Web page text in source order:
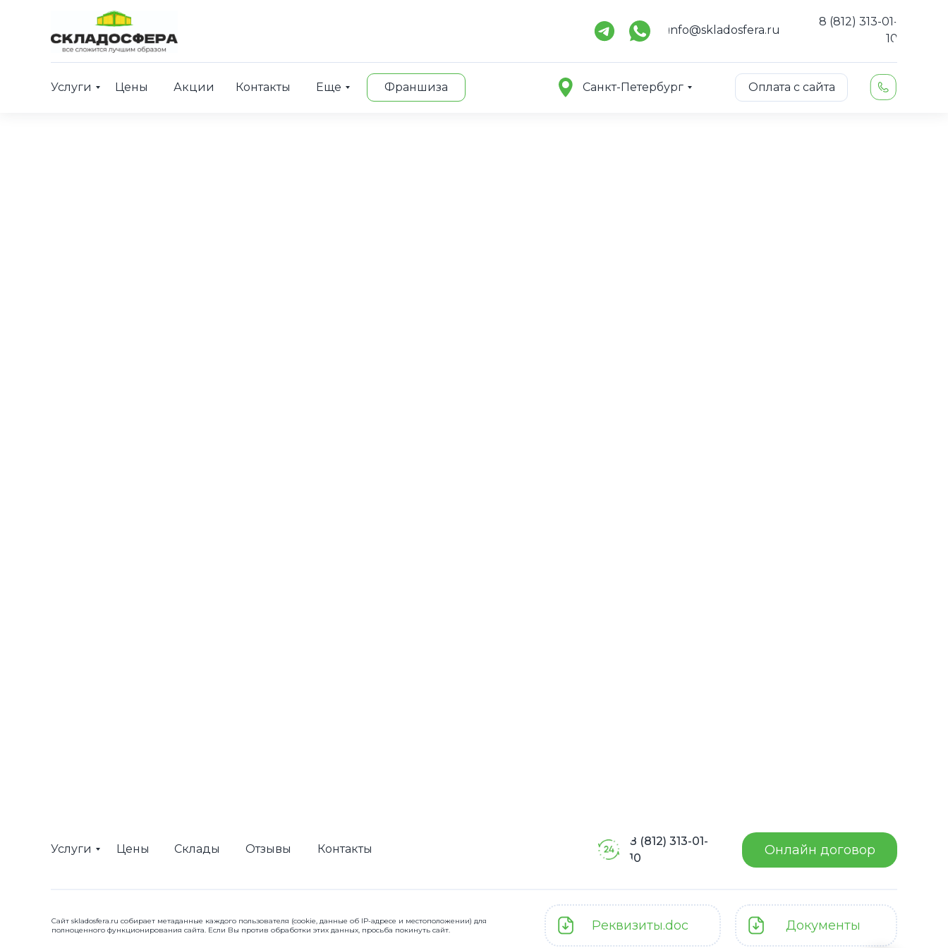
Франшиза
Услуги Цены Акции Контакты Еще Оплата с сайта
Санкт-Петербург
8 (812) 313-01-
10
info@skladosfera.ru
Услуги Цены Склады Отзывы Контакты Онлайн договор
8 (812) 313-01-
10
Реквизиты.doc Документы
Сайт skladosfera.ru собирает метаданные каждого пользователя (cookie, данные об IP-адресе и местоположении) для
полноценного функционирования сайта. Если Вы против обработки этих данных, просьба покинуть сайт.